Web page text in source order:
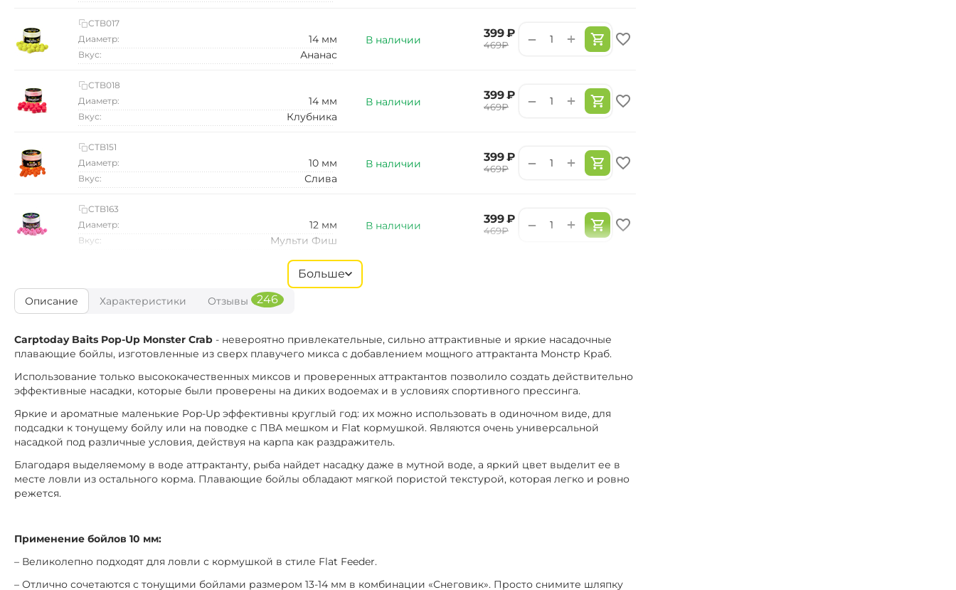
В наличии ‍399‍ ₽
‍469‍₽ +
−
CTB017
Диаметр:
14 мм
Вкус: Ананас
В наличии ‍399‍ ₽
‍469‍₽ +
−
CTB018
Диаметр:
14 мм
Вкус: Клубника
В наличии ‍399‍ ₽
‍469‍₽ +
−
CTB151
Диаметр:
10 мм
Вкус: Слива
В наличии ‍399‍ ₽
‍469‍₽ +
−
CTB163
Диаметр:
12 мм
Вкус: Мульти Фиш
Диаметр:
12 мм
Вкус: Кислая груша
В наличии ‍399‍ ₽
‍469‍₽ +
−
CTB196
Диаметр:
14 мм
В наличии ‍469‍₽ +
−
CTB153
Диаметр:
10 мм
Вкус: Клубника
В наличии ‍399‍ ₽
‍469‍₽ +
−
Диаметр:
14 мм
Острые Специи
Диаметр:
CTB016
Больше
Описание Характеристики Отзывы 246
Carptoday Baits Pop-Up Monster Crab - невероятно привлекательные, сильно аттрактивные и яркие насадочные
плавающие бойлы, изготовленные из сверх плавучего микса с добавлением мощного аттрактанта Монстр Краб.
Использование только высококачественных миксов и проверенных аттрактантов позволило создать действительно
эффективные насадки, которые были проверены на диких водоемах и в условиях спортивного прессинга.
Яркие и ароматные маленькие Pop-Up эффективны круглый год: их можно использовать в одиночном виде, для
подсадки к тонущему бойлу или на поводке с ПВА мешком и Flat кормушкой. Являются очень универсальной
насадкой под различные условия, действуя на карпа как раздражитель.
Благодаря выделяемому в воде аттрактанту, рыба найдет насадку даже в мутной воде, а яркий цвет выделит ее в
месте ловли из остального корма. Плавающие бойлы обладают мягкой пористой текстурой, которая легко и ровно
режется.
Применение бойлов 10 мм:
– Великолепно подходят для ловли с кормушкой в стиле Flat Feeder.
– Отлично сочетаются с тонущими бойлами размером 13-14 мм в комбинации «Снеговик». Просто снимите шляпку